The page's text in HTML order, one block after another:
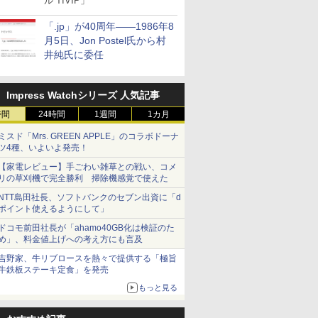
「.jp」が40周年――1986年8
月5日、Jon Postel氏から村
井純氏に委任
Impress Watchシリーズ 人気記事
24時間 1週間 1カ月
スド「Mrs. GREEN APPLE」のコラボドーナ
4種、いよいよ発売！
家電レビュー】手ごわい雑草との戦い、コメ
の草刈機で完全勝利 掃除機感覚で使えた
島田社長、ソフトバンクのセブン出資に「d
イント使えるようにして」
コモ前田社長が「ahamo40GB化は検証のた
」、料金値上げへの考え方にも言及
野家、牛リブロースを熱々で提供する「極旨
鉄板ステーキ定食」を発売
もっと見る